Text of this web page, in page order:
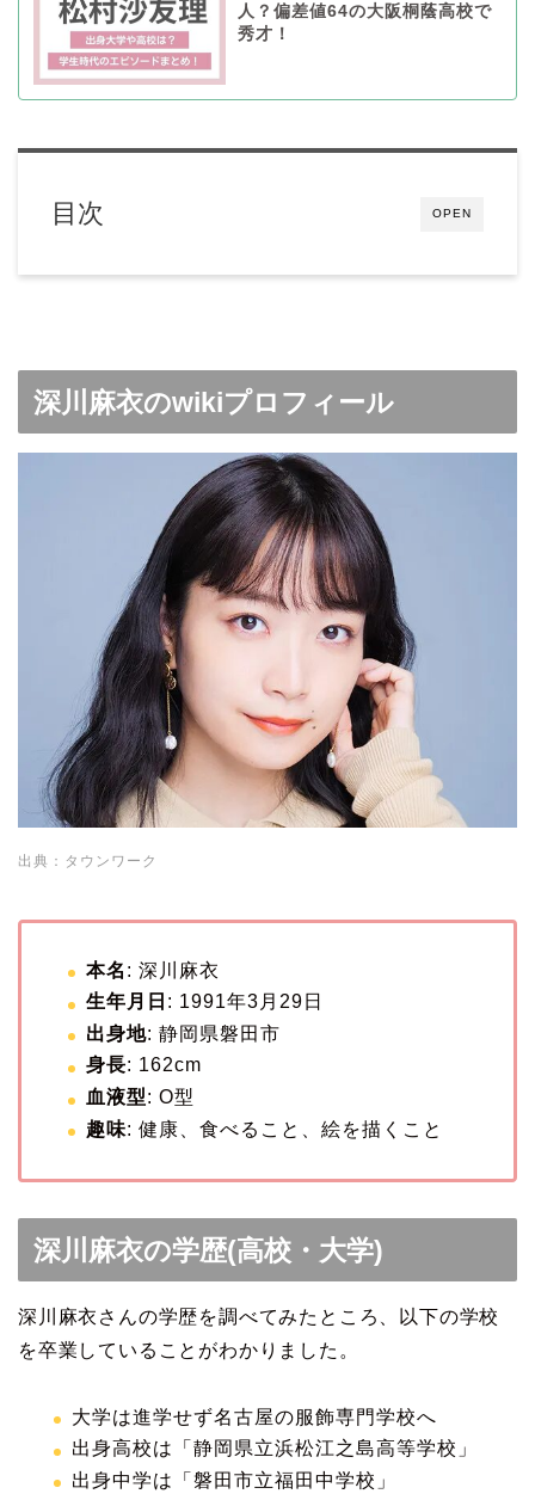
人？偏差値64の大阪桐蔭高校で
秀才！
OPEN
目次
深川麻衣のwikiプロフィール
出典：タウンワーク
本名 : 深川麻衣
生年月日 : 1991年3月29日
出身地: 静岡県磐田市
身長: 162cm
血液型: O型
趣味: 健康、食べること、絵を描くこと
深川麻衣の学歴(高校・大学)
深川麻衣さんの学歴を調べてみたところ、以下の学校
を卒業していることがわかりました。
大学は進学せず名古屋の服飾専門学校へ
出身高校は「静岡県立浜松江之島高等学校」
出身中学は「磐田市立福田中学校」